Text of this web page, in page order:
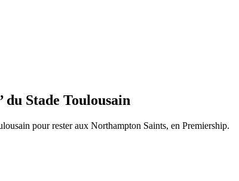
du Stade Toulousain
pour rester aux Northampton Saints, en Premiership.